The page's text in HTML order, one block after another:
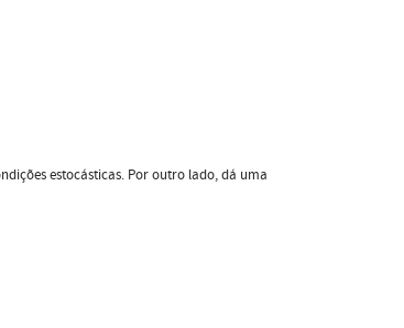
estocásticas. Por outro lado, dá uma